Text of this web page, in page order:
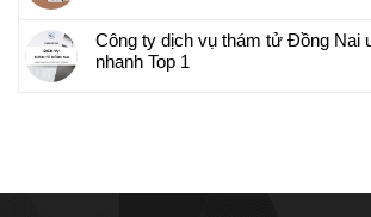
Công ty dịch vụ thám tử Đồng Nai
nhanh Top 1